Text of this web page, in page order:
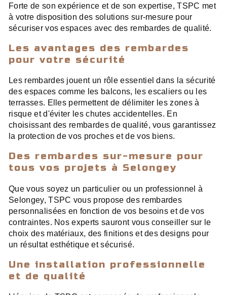
Forte de son expérience et de son expertise, TSPC met
à votre disposition des solutions sur-mesure pour
sécuriser vos espaces avec des rembardes de qualité.
Les avantages des rembardes
pour votre sécurité
Les rembardes jouent un rôle essentiel dans la sécurité
des espaces comme les balcons, les escaliers ou les
terrasses. Elles permettent de délimiter les zones à
risque et d'éviter les chutes accidentelles. En
choisissant des rembardes de qualité, vous garantissez
la protection de vos proches et de vos biens.
Des rembardes sur-mesure pour
tous vos projets à Selongey
Que vous soyez un particulier ou un professionnel à
Selongey, TSPC vous propose des rembardes
personnalisées en fonction de vos besoins et de vos
contraintes. Nos experts sauront vous conseiller sur le
choix des matériaux, des finitions et des designs pour
un résultat esthétique et sécurisé.
Une installation professionnelle
et de qualité